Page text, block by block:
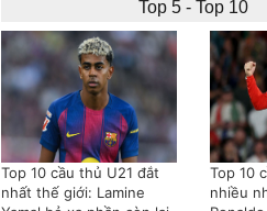
Top 5 - Top 10
Top 10 cầu thủ U21 đắt
nhất thế giới: Lamine
Top 10
nhiều